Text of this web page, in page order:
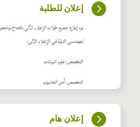
 إعلان للطلبة
نود إبلاغ جميع طلاب الإعلام الآلي بافتتاح
لمهندسي الدولة في الإعلام الآلي:
التخصص: علوم البيانات
التخصص: أمن الحاسوب
 إعلان هام